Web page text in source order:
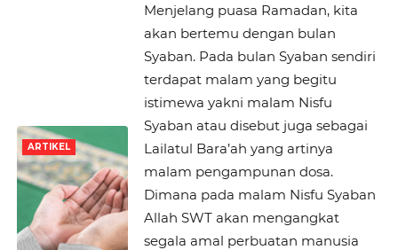
ARTIKEL
Menjelang puasa Ramadan, kita
akan bertemu dengan bulan
Syaban. Pada bulan Syaban sendiri
terdapat malam yang begitu
istimewa yakni malam Nisfu
Syaban atau disebut juga sebagai
Lailatul Bara’ah yang artinya
malam pengampunan dosa.
Dimana pada malam Nisfu Syaban
Allah SWT akan mengangkat
segala amal perbuatan manusia